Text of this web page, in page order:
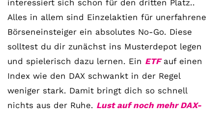
interessiert sich schon für den dritten Platz..
Alles in allem sind Einzelaktien für unerfahrene
Börseneinsteiger ein absolutes No-Go. Diese
solltest du dir zunächst ins Musterdepot legen
und spielerisch dazu lernen. Ein ETF auf einen
Index wie den DAX schwankt in der Regel
weniger stark. Damit bringt dich so schnell
nichts aus der Ruhe. Lust auf noch mehr DAX-